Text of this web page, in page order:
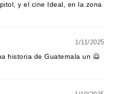
y el cine Ideal, en la zona
1/11/2025
historia de Guatemala un 🙅